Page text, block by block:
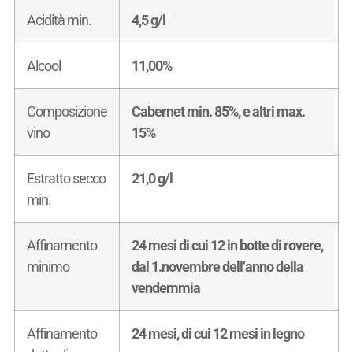
Acidità min. 4,5 g/l
Alcool 11,00%
Composizione
vino
Cabernet min. 85%, e altri max.
15%
Estratto secco
min.
21,0 g/l
Affinamento
minimo
24 mesi di cui 12 in botte di rovere,
dal 1.novembre dell’anno della
vendemmia
Affinamento
24 mesi, di cui 12 mesi in legno